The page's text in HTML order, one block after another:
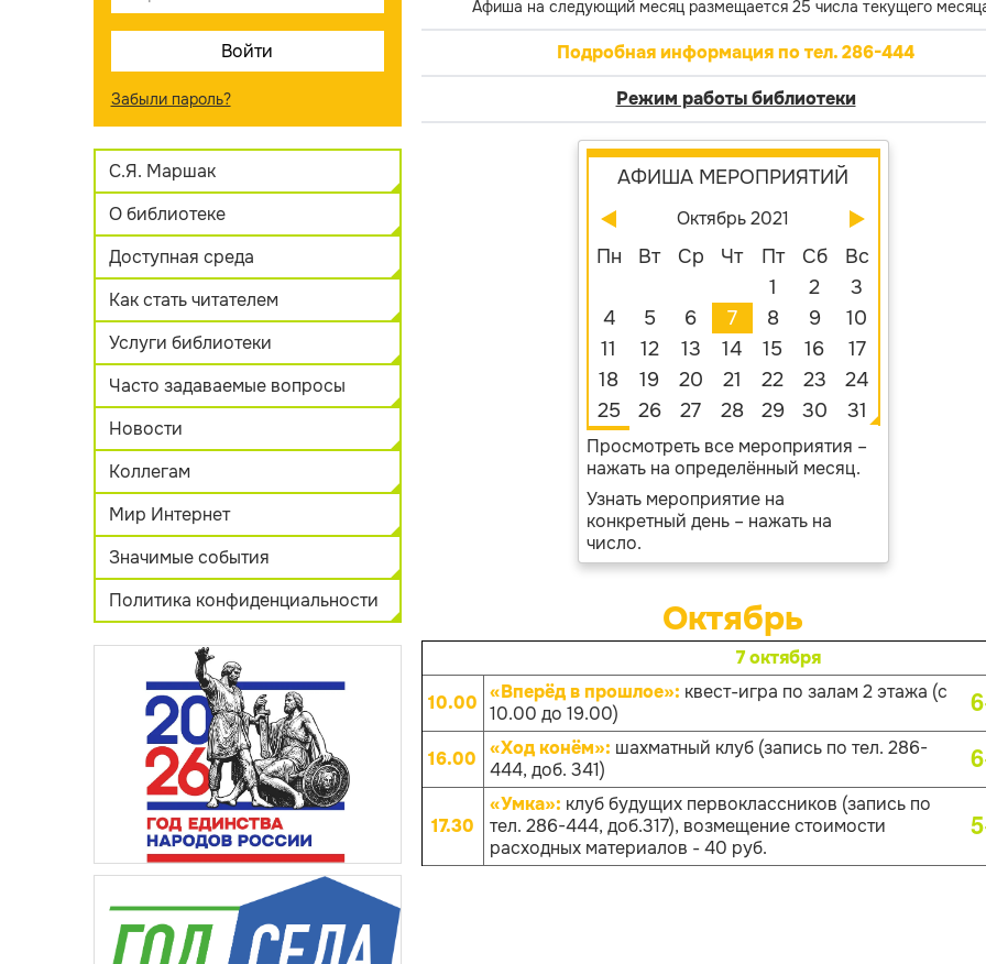
Забыли пароль?
С.Я. Маршак
О библиотеке
Доступная среда
Как стать читателем
Услуги библиотеки
Часто задаваемые вопросы
Новости
Коллегам
Мир Интернет
Значимые события
Политика конфиденциальности
Афиша на следующий месяц размещается 25 числа текущего
Подробная информация по тел. 286-444
Режим работы библиотеки
АФИША МЕРОПРИЯТИЙ
Октябрь 2021
Пн Вт Ср Чт Пт Сб
Вс
1
2
3
4
5 6 7 8 9
10
11
12 13 14 15 16
17
18
19 20 21 22 23
24
25
26 27 28 29 30 31
Просмотреть все мероприятия –
нажать на определённый месяц.
Узнать мероприятие на
конкретный день – нажать на
число.
Октябрь
7 октября
10.00 «Вперёд в прошлое»: квест-игра по залам 2 этажа (с
10.00 до 19.00)
16.00
«Ход конём»: шахматный клуб (запись по тел. 286-
444, доб. 341)
17.30
«Умка»: клуб будущих первоклассников (запись по
тел. 286-444, доб.317), возмещение стоимости
расходных материалов - 40 руб.